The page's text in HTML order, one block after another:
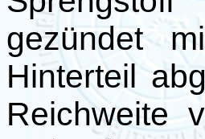
gezündet
Hinterteil
Reichweite